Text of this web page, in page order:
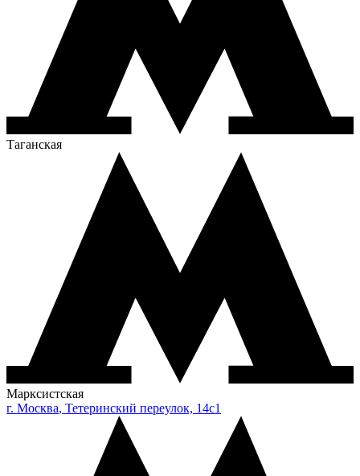
Таганская
Марксистская
г. Москва, Тетеринский переулок, 14с1